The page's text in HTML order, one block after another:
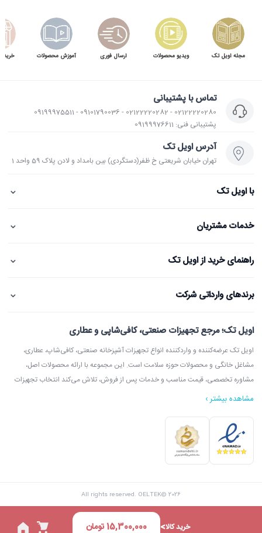
مجله اویل تک ویدیو محصولات ارسال فوری آموزش محصولات خرید
تماس با پشتیبانی
02122220280 - 02122220282 - 09101790036 - 09199975511
پشتیبانی فنی: 09199976611
آدرس اویل تک
تهران خیابان شریعتی خ ظفر(دستگردی) بین بامداد و لادن پلاک 59 واحد 1
با اویل تک ⌄
خدمات مشتریان ⌄
راهنمای خرید از اویل تک ⌄
برندهای وارداتی شرکت ⌄
اویل تک؛ مرجع تجهیزات صنعتی، کافی‌شاپی و عطاری
اویل تک عرضه‌کننده و واردکننده انواع تجهیزات آشپزخانه صنعتی، کافی‌شاپ، عطاری،
مشاغل خانگی و محصولات حوزه سلامت است. این مجموعه با ارائه محصولات اصل،
مشاوره تخصصی، قیمت مناسب و خدمات پس از فروش، تلاش می‌کند انتخاب تجهیزات
در اویل تک می‌توانید انواع دستگاه آسیاب عطاری، آسیاب قهوه، دستگاه روغن‌گیری،
ارده‌گیری و کره‌گیری، دستگاه بخور، بویلر آب جوش، اسپرسوساز، گریل، سرخ‌کن، خمیرگیر،
پشتیبانی واقعی، گزینه‌ای مطمئن برای خرید تجهیزات صنعتی و فروشگاهی محسوب
مشاهده بیشتر ›
All rights reserved. OELTEK© 2026
15,300,000 تومان